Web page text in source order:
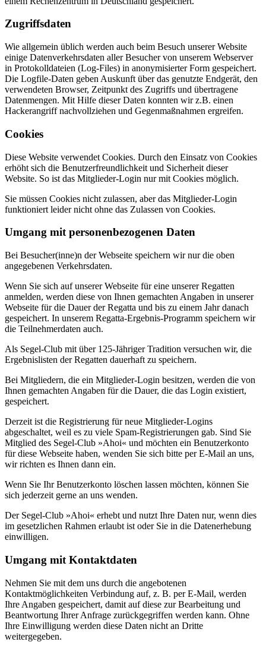
Zugriffsdaten
Wie allgemein üblich werden auch beim Besuch unserer Website
einige Datenverkehrsdaten aller Besucher von unserem Webserver
in Protokolldateien (Log-Files) in anonymisierter Form gespeichert.
Die Logfile-Daten geben Auskunft über das genutzte Endgerät, den
verwendeten Browser, Zeitpunkt des Zugriffs und übertragene
Datenmengen. Mit Hilfe dieser Daten konnten wir z.B. einen
Hackerangriff nachvollziehen und Gegenmaßnahmen ergreifen.
Cookies
Diese Website verwendet Cookies. Durch den Einsatz von Cookies
erhöht sich die Benutzerfreundlichkeit und Sicherheit dieser
Website. So ist das Mitglieder-Login nur mit Cookies möglich.
Sie müssen Cookies nicht zulassen, aber das Mitglieder-Login
funktioniert leider nicht ohne das Zulassen von Cookies.
Umgang mit personenbezogenen Daten
Bei Besucher(inne)n der Webseite speichern wir nur die oben
angegebenen Verkehrsdaten.
Wenn Sie sich auf unserer Webseite für eine unserer Regatten
anmelden, werden diese von Ihnen gemachten Angaben in unserer
Webseite für die Dauer der Regatta und bis zu einem Jahr danach
gespeichert. In unserem Regatta-Ergebnis-Programm speichern wir
die Teilnehmerdaten auch.
Als Segel-Club mit über 125-Jähriger Tradition versuchen wir, die
Ergebnislisten der Regatten dauerhaft zu speichern.
Bei Mitgliedern, die ein Mitglieder-Login besitzen, werden die von
Ihnen gemachten Angaben für die Dauer, die das Login existiert,
gespeichert.
Derzeit ist die Registrierung für neue Mitglieder-Logins
abgeschaltet, weil es zu viele Spam-Registrierungen gab. Sind Sie
Mitglied des Segel-Club »Ahoi« und möchten ein Benutzerkonto
für diese Webseite haben, wenden Sie sich bitte per E-Mail an uns,
wir richten es Ihnen dann ein.
Wenn Sie Ihr Benutzerkonto löschen lassen möchten, können Sie
sich jederzeit gerne an uns wenden.
Der Segel-Club »Ahoi« erhebt und nutzt Ihre Daten nur, wenn dies
im gesetzlichen Rahmen erlaubt ist oder Sie in die Datenerhebung
einwilligen.
Umgang mit Kontaktdaten
Nehmen Sie mit dem uns durch die angebotenen
Kontaktmöglichkeiten Verbindung auf, z. B. per E-Mail, werden
Ihre Angaben gespeichert, damit auf diese zur Bearbeitung und
Beantwortung Ihrer Anfrage zurückgegriffen werden kann. Ohne
Ihre Einwilligung werden diese Daten nicht an Dritte
weitergegeben.